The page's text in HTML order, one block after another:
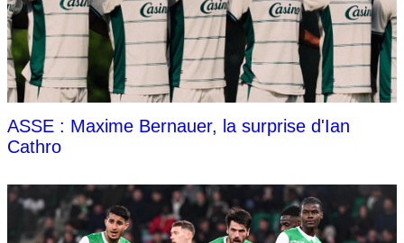
ASSE : Maxime Bernauer, la surprise d'Ian
Cathro